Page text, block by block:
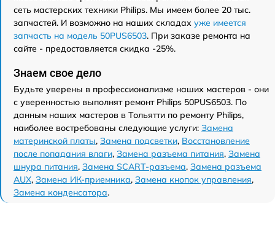
сеть мастерских техники Philips. Мы имеем более 20 тыс.
запчастей. И возможно на наших складах уже имеется
запчасть на модель 50PUS6503. При заказе ремонта на
сайте - предоставляется скидка -25%.
Знаем свое дело
Будьте уверены в профессионализме наших мастеров - они
с уверенностью выполнят ремонт Philips 50PUS6503. По
данным наших мастеров в Тольятти по ремонту Philips,
наиболее востребованы следующие услуги: Замена
материнской платы, Замена подсветки, Восстановление
после попадания влаги, Замена разъема питания, Замена
шнура питания, Замена SCART-разъема, Замена разъема
AUX, Замена ИК-приемника, Замена кнопок управления,
Замена конденсатора.